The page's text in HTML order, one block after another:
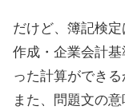
だけど、簿記検
作成・企業会計
った計算ができる
また、問題文の